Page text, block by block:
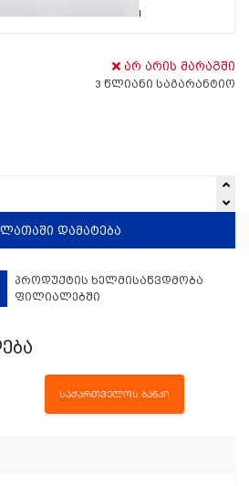
არ არის მარაგში
3 წლიანი საგარანტიო
დამატება
პროდუქტის ხელმისაწვდმობა
ფილიალებში
ᲡᲐᲥᲐᲠᲗᲕᲔᲚᲝᲡ ᲑᲐᲜᲙᲘ